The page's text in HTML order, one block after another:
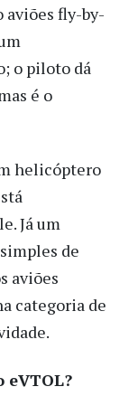
aviões fly-by-
o piloto dá
é o
helicóptero
Já um
de
aviões
categoria de
eVTOL?